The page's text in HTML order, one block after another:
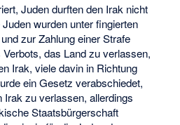
Juden durften den Irak nicht
wurden unter fingierten
zur Zahlung einer Strafe
Verbots, das Land zu verlassen,
Irak, viele davin in Richtung
ein Gesetz verabschiedet,
Irak zu verlassen, allerdings
Staatsbürgerschaft